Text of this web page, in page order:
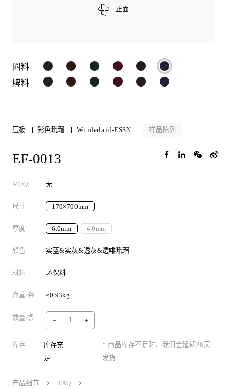
正面
圈料
脾料
压板 彩色玳瑁 Wonderland-ESSN 样品陈列
EF-0013
MOQ 无
尺寸 170×700mm
厚度 6.0mm 4.0mm
颜色 实蓝&实灰&透灰&透啡玳瑁
材料 环保料
净重/条 ≈0.93kg
数量/条
库存
库存充
足
* 商品库存不足时，我们会延期28天
发货
产品细节 FAQ